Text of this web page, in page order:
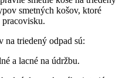
smetných košov, ktoré
na triedený odpad sú:
a lacné na údržbu.